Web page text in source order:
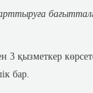
3 қызметкер
бар.